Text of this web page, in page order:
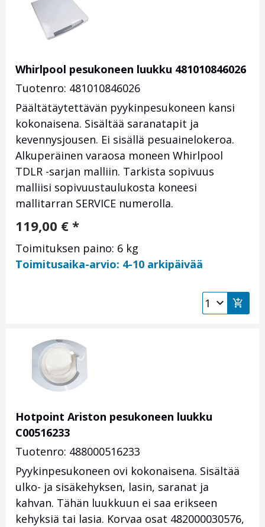
Whirlpool pesukoneen luukku 481010846026
Tuotenro: 481010846026
Päältätäytettävän pyykinpesukoneen kansi
kokonaisena. Sisältää saranatapit ja
kevennysjousen. Ei sisällä pesuainelokeroa.
Alkuperäinen varaosa moneen Whirlpool
TDLR -sarjan malliin. Tarkista sopivuus
malliisi sopivuustaulukosta koneesi
mallitarran SERVICE numerolla.
119,00 € *
Toimituksen paino: 6 kg
Toimitusaika-arvio: 4-10 arkipäivää
Hotpoint Ariston pesukoneen luukku
C00516233
Tuotenro: 488000516233
Pyykinpesukoneen ovi kokonaisena. Sisältää
ulko- ja sisäkehyksen, lasin, saranat ja
kahvan. Tähän luukkuun ei saa erikseen
kehyksiä tai lasia. Korvaa osat 482000030576,